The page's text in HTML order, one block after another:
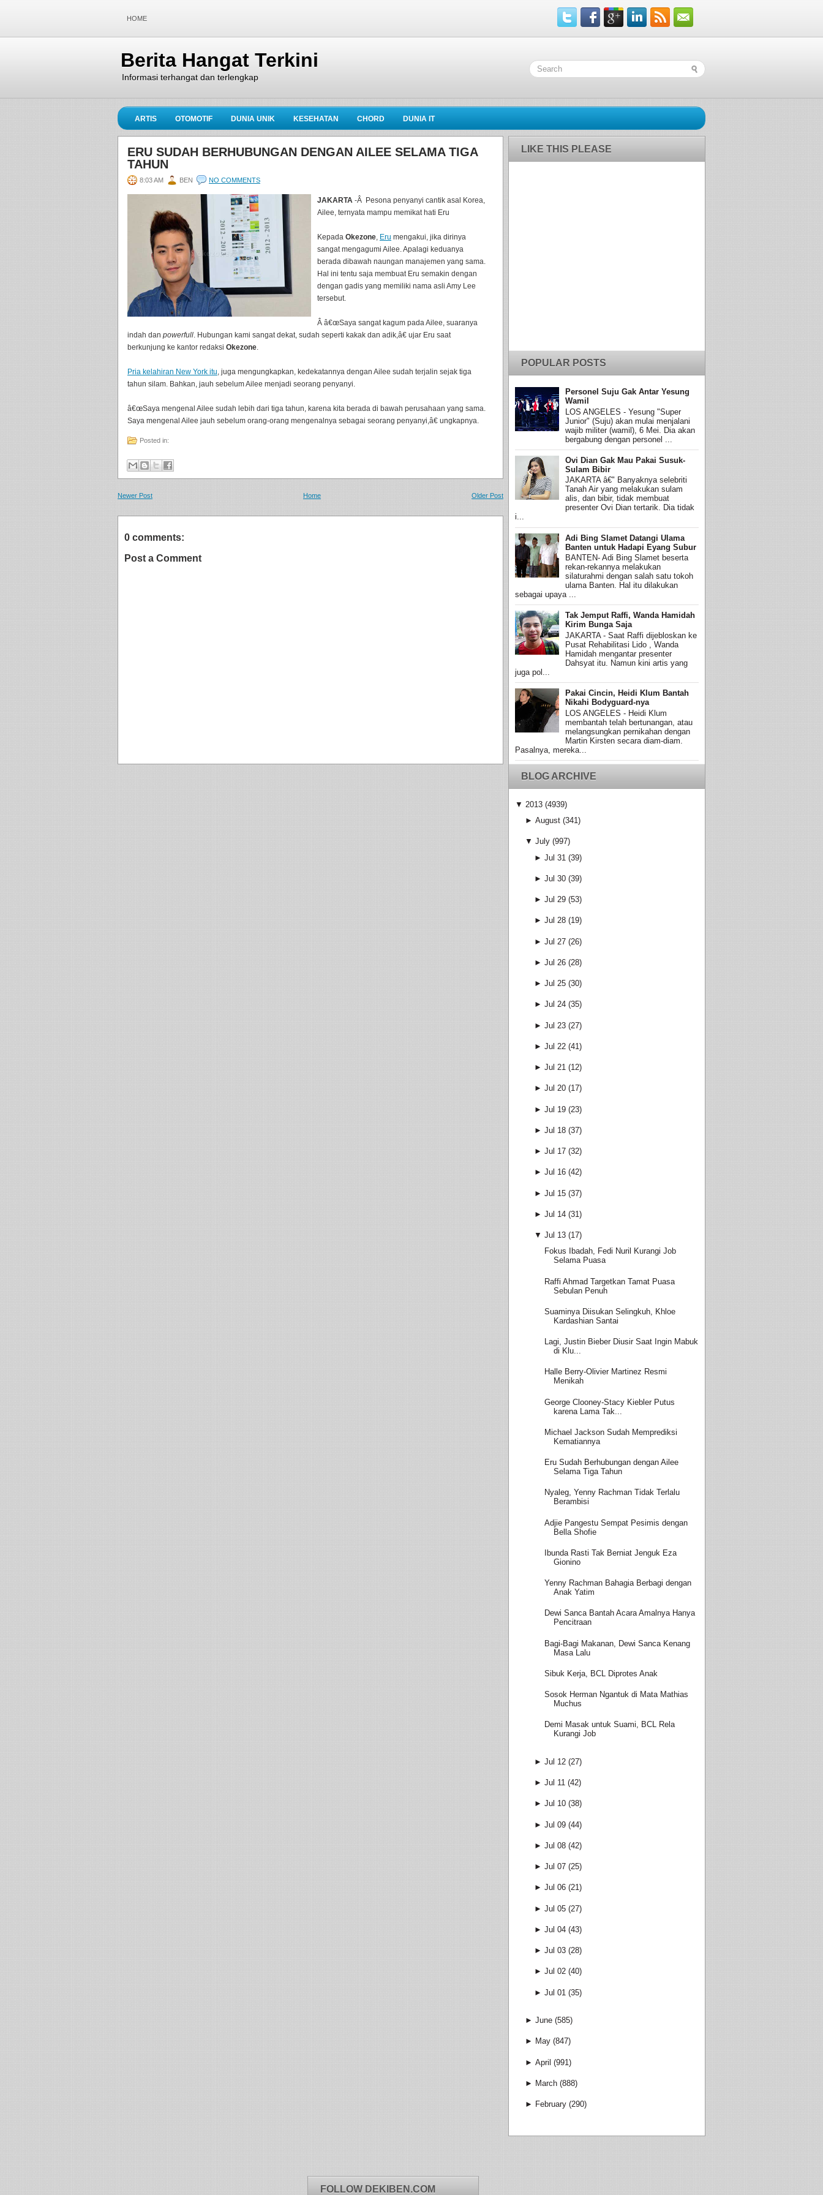
HOME
Berita Hangat Terkini
Informasi terhangat dan terlengkap
ARTIS OTOMOTIF DUNIA UNIK KESEHATAN CHORD DUNIA IT
ERU SUDAH BERHUBUNGAN DENGAN AILEE SELAMA TIGA
TAHUN
8:03 AM BEN NO COMMENTS
JAKARTA -Â Pesona penyanyi cantik asal Korea,
Ailee, ternyata mampu memikat hati Eru
Kepada Okezone, Eru mengakui, jika dirinya
sangat mengagumi Ailee. Apalagi keduanya
berada dibawah naungan manajemen yang sama.
Hal ini tentu saja membuat Eru semakin dengan
dengan gadis yang memiliki nama asli Amy Lee
tersebut.
Â â€œSaya sangat kagum pada Ailee, suaranya
indah dan powerfull. Hubungan kami sangat dekat, sudah seperti kakak dan adik,â€ ujar Eru saat
berkunjung ke kantor redaksi Okezone.
Pria kelahiran New York itu, juga mengungkapkan, kedekatannya dengan Ailee sudah terjalin sejak tiga
tahun silam. Bahkan, jauh sebelum Ailee menjadi seorang penyanyi.
â€œSaya mengenal Ailee sudah lebih dari tiga tahun, karena kita berada di bawah perusahaan yang sama.
Saya mengenal Ailee jauh sebelum orang-orang mengenalnya sebagai seorang penyanyi,â€ ungkapnya.
Posted in:
Newer Post Older Post
Home
0 comments:
Post a Comment
LIKE THIS PLEASE
POPULAR POSTS
Personel Suju Gak Antar Yesung
Wamil
LOS ANGELES - Yesung "Super
Junior" (Suju) akan mulai menjalani
wajib militer (wamil), 6 Mei. Dia akan
bergabung dengan personel ...
Ovi Dian Gak Mau Pakai Susuk-
Sulam Bibir
JAKARTA â€" Banyaknya selebriti
Tanah Air yang melakukan sulam
alis, dan bibir, tidak membuat
presenter Ovi Dian tertarik. Dia tidak
i...
Adi Bing Slamet Datangi Ulama
Banten untuk Hadapi Eyang Subur
BANTEN- Adi Bing Slamet beserta
rekan-rekannya melakukan
silaturahmi dengan salah satu tokoh
ulama Banten. Hal itu dilakukan
sebagai upaya ...
Tak Jemput Raffi, Wanda Hamidah
Kirim Bunga Saja
JAKARTA - Saat Raffi dijebloskan ke
Pusat Rehabilitasi Lido , Wanda
Hamidah mengantar presenter
Dahsyat itu. Namun kini artis yang
juga pol...
Pakai Cincin, Heidi Klum Bantah
Nikahi Bodyguard-nya
LOS ANGELES - Heidi Klum
membantah telah bertunangan, atau
melangsungkan pernikahan dengan
Martin Kirsten secara diam-diam.
Pasalnya, mereka...
BLOG ARCHIVE
▼ 2013 (4939)
► August (341)
▼ July (997)
►Jul 31 (39)
►Jul 30 (39)
►Jul 29 (53)
►Jul 28 (19)
►Jul 27 (26)
►Jul 26 (28)
►Jul 25 (30)
►Jul 24 (35)
►Jul 23 (27)
►Jul 22 (41)
►Jul 21 (12)
►Jul 20 (17)
►Jul 19 (23)
►Jul 18 (37)
►Jul 17 (32)
►Jul 16 (42)
►Jul 15 (37)
►Jul 14 (31)
▼Jul 13 (17)
Fokus Ibadah, Fedi Nuril Kurangi Job
Selama Puasa
Raffi Ahmad Targetkan Tamat Puasa
Sebulan Penuh
Suaminya Diisukan Selingkuh, Khloe
Kardashian Santai
Lagi, Justin Bieber Diusir Saat Ingin Mabuk
di Klu...
Halle Berry-Olivier Martinez Resmi
Menikah
George Clooney-Stacy Kiebler Putus
karena Lama Tak...
Michael Jackson Sudah Memprediksi
Kematiannya
Eru Sudah Berhubungan dengan Ailee
Selama Tiga Tahun
Nyaleg, Yenny Rachman Tidak Terlalu
Berambisi
Adjie Pangestu Sempat Pesimis dengan
Bella Shofie
Ibunda Rasti Tak Berniat Jenguk Eza
Gionino
Yenny Rachman Bahagia Berbagi dengan
Anak Yatim
Dewi Sanca Bantah Acara Amalnya Hanya
Pencitraan
Bagi-Bagi Makanan, Dewi Sanca Kenang
Masa Lalu
Sibuk Kerja, BCL Diprotes Anak
Sosok Herman Ngantuk di Mata Mathias
Muchus
Demi Masak untuk Suami, BCL Rela
Kurangi Job
►Jul 12 (27)
►Jul 11 (42)
►Jul 10 (38)
►Jul 09 (44)
►Jul 08 (42)
►Jul 07 (25)
►Jul 06 (21)
►Jul 05 (27)
►Jul 04 (43)
►Jul 03 (28)
►Jul 02 (40)
►Jul 01 (35)
► June (585)
► May (847)
► April (991)
► March (888)
► February (290)
FOLLOW DEKIBEN.COM